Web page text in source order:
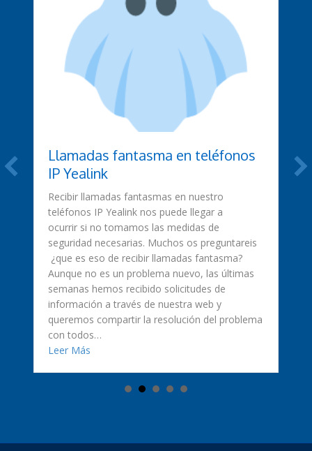
Te lo explicamos
Llamadas fantasma en teléfonos
IP Yealink
Recibir llamadas fantasmas en nuestro
teléfonos IP Yealink nos puede llegar a
ocurrir si no tomamos las medidas de
seguridad necesarias. Muchos os preguntareis
¿que es eso de recibir llamadas fantasma?
Aunque no es un problema nuevo, las últimas
semanas hemos recibido solicitudes de
información a través de nuestra web y
queremos compartir la resolución del problema
con todos…
Leer Más